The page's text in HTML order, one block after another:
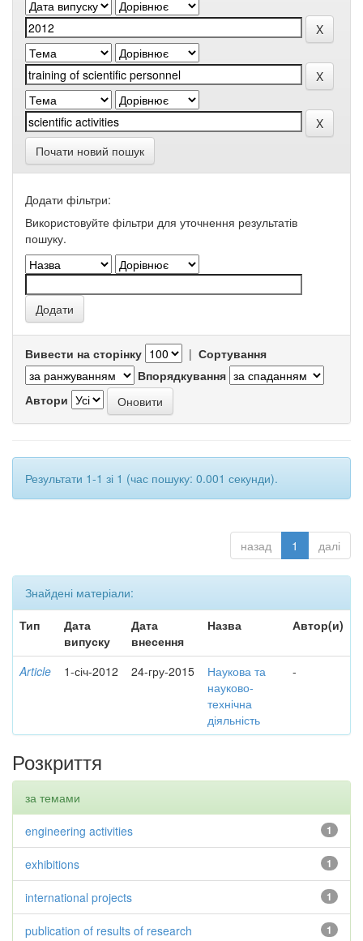
Почати новий пошук
Додати фільтри:
Використовуйте фільтри для уточнення результатів
пошуку.
Вивести на сторінку | Сортування
Впорядкування
Автори
Результати 1-1 зі 1 (час пошуку: 0.001 секунди).
назад 1 далі
Знайдені матеріали:
Тип
Дата
випуску
Дата
внесення
Назва Автор(и)
Article 1-січ-2012 24-гру-2015
Наукова та
науково-
технічна
діяльність
-
Розкриття
за темами
1
engineering activities
1
exhibitions
1
international projects
1
publication of results of research